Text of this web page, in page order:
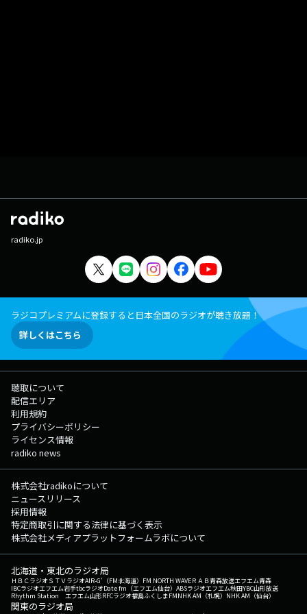
radiko.jp
ラジコプレミアムに登録すると日本全国のラジオが聴き放題！
詳しくはこちら
聴取について
配信エリア
利用規約
プライバシーポリシー
ライセンス情報
radiko news
株式会社radikoについて
ニュースリリース
採用情報
特定商取引に関する法律に基づく表示
株式会社メディアプラットフォームラボについて
北海道・東北のラジオ局
ＨＢＣラジオＳＴＶラジオAIR-G'（FM北海道） FM NORTH WAVEＲＡＢ青森放送エフエム青森
IBCラジオエフエム岩手tbcラジオDate fm（エフエム仙台） ABSラジオエフエム秋田YBC山形放送
Rhythm Station エフエム山形RFCラジオ福島ふくしまFMNHK AM（札幌） NHK AM（仙台）
関東のラジオ局